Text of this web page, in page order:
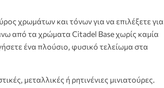
χρωμάτων και τόνων για να επιλέξετε για
από τα χρώματα Citadel Base χωρίς καμία
ένα πλούσιο, φυσικό τελείωμα στα
μεταλλικές ή ρητινένιες μινιατούρες.